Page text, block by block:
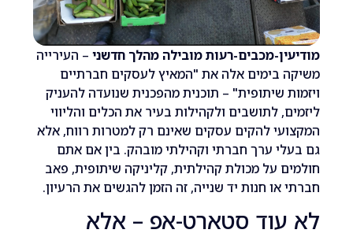
מכבים-רעות מובילה מהלך חדשני– העירייה
בימים אלה את "המאיץ לעסקים חברתיים
שיתופית" – תוכנית מהפכנית שנועדה להעניק
לתושבים ולקהילות בעיר את הכלים והליווי
להקים עסקים שאינם רק למטרות רווח, אלא
ערך חברתי וקהילתי מובהק. בין אם אתם
על מכולת קהילתית, קליניקה שיתופית, פאב
חנות יד שנייה, זה הזמן להגשים את הרעיון.
סטארט-אפ – אלא